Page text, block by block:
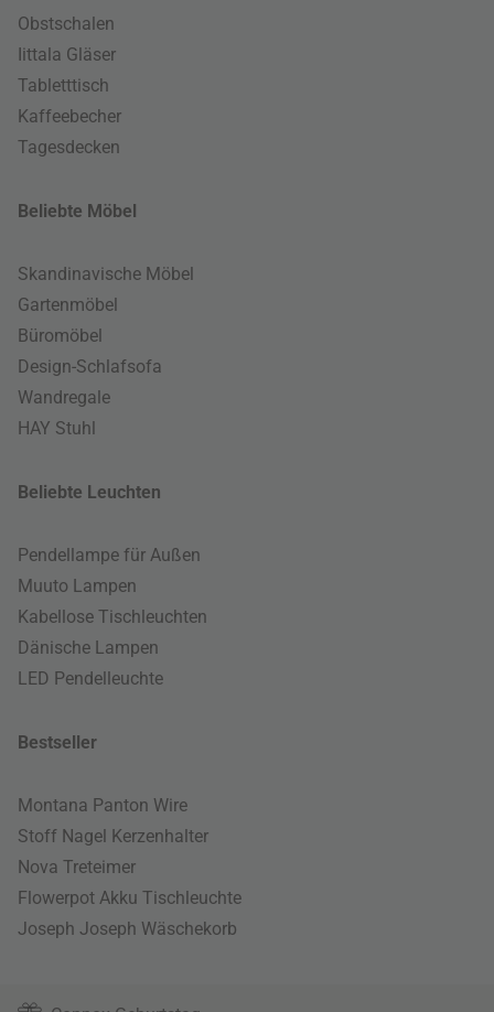
Obstschalen
Iittala Gläser
Tabletttisch
Kaffeebecher
Tagesdecken
Beliebte Möbel
Skandinavische Möbel
Gartenmöbel
Büromöbel
Design-Schlafsofa
Wandregale
HAY Stuhl
Beliebte Leuchten
Pendellampe für Außen
Muuto Lampen
Kabellose Tischleuchten
Dänische Lampen
LED Pendelleuchte
Bestseller
Montana Panton Wire
Stoff Nagel Kerzenhalter
Nova Treteimer
Flowerpot Akku Tischleuchte
Joseph Joseph Wäschekorb